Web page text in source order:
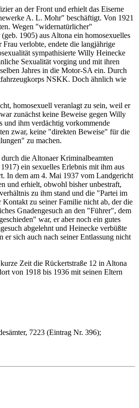
an der Front und erhielt das Eiserne
A. L. Mohr" beschäftigt. Von 1921
Wegen "widernatürlicher"
1905) aus Altona ein homosexuelles
verlobte, endete die langjährige
sympathisierte Willy Heinecke
Sexualität vorging und mit ihren
Jahres in die Motor-SA ein. Durch
NSKK. Doch ähnlich wie
homosexuell veranlagt zu sein, weil er
zunächst keine Beweise gegen Willy
und ihm verdächtig vorkommende
zwar, keine "direkten Beweise" für die
zu machen.
die Altonaer Kriminalbeamten
ein sexuelles Erlebnis mit ihm aus
In dem am 4. Mai 1937 vom Landgericht
und erhielt, obwohl bisher unbestraft,
zu ihm stand und die "Partei im
zu seiner Familie nicht ab, der die
Gnadengesuch an den "Führer", dem
war, er aber noch ein gutes
abgelehnt und Heinecke verbüßte
sich auch nach seiner Entlassung nicht
Zeit die Rückertstraße 12 in Altona
von 1918 bis 1936 mit seinen Eltern
7223 (Eintrag Nr. 396);